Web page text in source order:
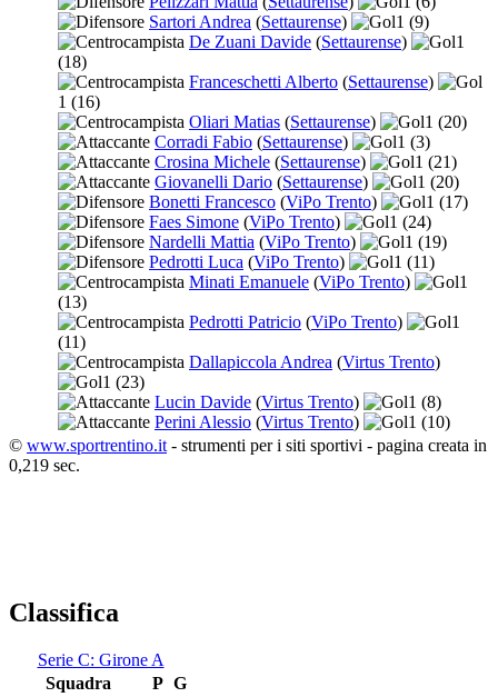
Sartori Andrea (Settaurense) 1 (9)
De Zuani Davide (Settaurense)
1
(18)
Franceschetti Alberto (Settaurense)
1 (16)
Oliari Matias (Settaurense) 1 (20)
Corradi Fabio (Settaurense) 1 (3)
Crosina Michele (Settaurense) 1 (21)
Giovanelli Dario (Settaurense) 1 (20)
Bonetti Francesco (ViPo Trento) 1 (17)
Faes Simone (ViPo Trento) 1 (24)
Nardelli Mattia (ViPo Trento) 1 (19)
Pedrotti Luca (ViPo Trento) 1 (11)
Minati Emanuele (ViPo Trento)
1
(13)
Pedrotti Patricio (ViPo Trento)
1
(11)
Dallapiccola Andrea (Virtus Trento)
1 (23)
Lucin Davide (Virtus Trento) 1 (8)
Perini Alessio (Virtus Trento) 1 (10)
© www.sportrentino.it - strumenti per i siti sportivi - pagina creata in
0,219 sec.
Classifica
Serie C: Girone A
Squadra
P G